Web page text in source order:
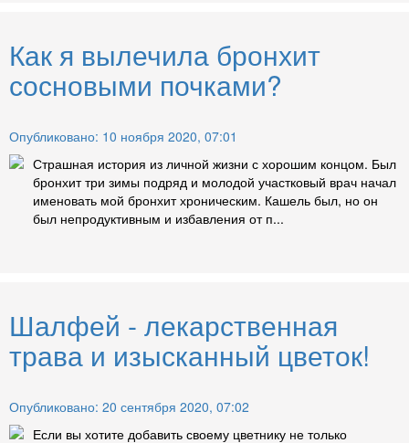
Как я вылечила бронхит
сосновыми почками?
Опубликовано: 10 ноября 2020, 07:01
Страшная история из личной жизни с хорошим концом. Был
бронхит три зимы подряд и молодой участковый врач начал
именовать мой бронхит хроническим. Кашель был, но он
был непродуктивным и избавления от п...
Шалфей - лекарственная
трава и изысканный цветок!
Опубликовано: 20 сентября 2020, 07:02
Если вы хотите добавить своему цветнику не только